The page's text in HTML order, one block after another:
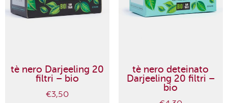
tè nero Darjeeling 20
filtri – bio
€3,50
tè nero deteinato
Darjeeling 20 filtri –
bio